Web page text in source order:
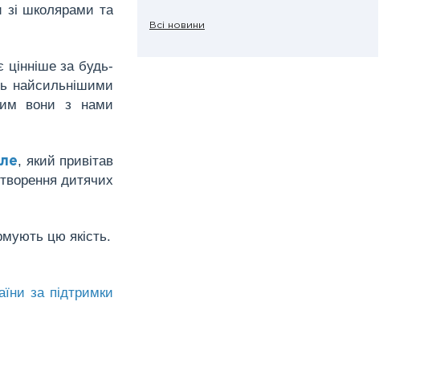
Всі новини
зі школярами та
за будь-
найсильнішими
вони з нами
, який привітав
дитячих
цю якість.
за підтримки